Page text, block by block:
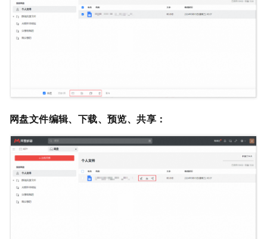
网盘文件编辑、下载、预览、共享 ：